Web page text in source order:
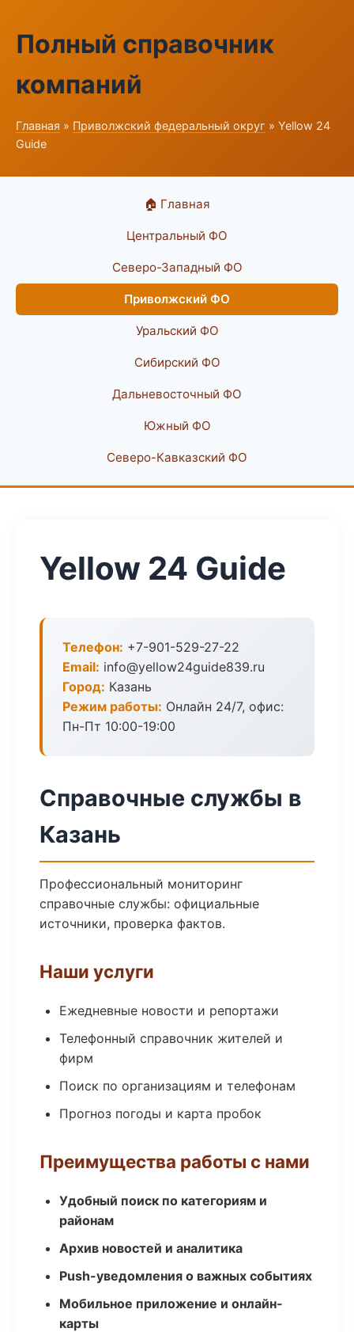
Полный справочник
компаний
Главная » Приволжский федеральный округ » Yellow 24
Guide
🏠 Главная
Центральный ФО
Северо-Западный ФО
Приволжский ФО
Уральский ФО
Сибирский ФО
Дальневосточный ФО
Южный ФО
Северо-Кавказский ФО
Yellow 24 Guide
Телефон: +7-901-529-27-22
Email: info@yellow24guide839.ru
Город: Казань
Режим работы: Онлайн 24/7, офис:
Пн-Пт 10:00-19:00
Справочные службы в
Казань
Профессиональный мониторинг
справочные службы: официальные
источники, проверка фактов.
Наши услуги
Ежедневные новости и репортажи
Телефонный справочник жителей и
фирм
Поиск по организациям и телефонам
Прогноз погоды и карта пробок
Преимущества работы с нами
Удобный поиск по категориям и
районам
Архив новостей и аналитика
Push-уведомления о важных событиях
Мобильное приложение и онлайн-
карты